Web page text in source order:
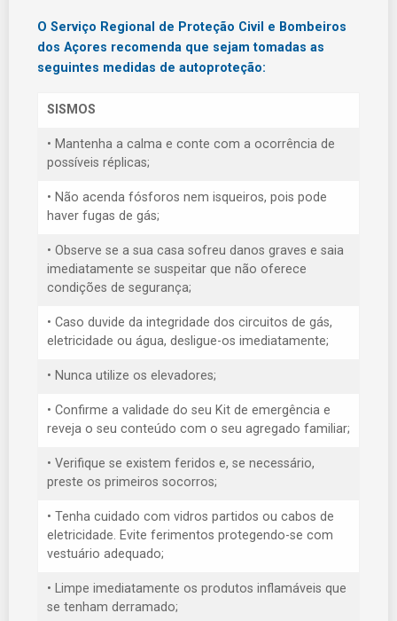
O Serviço Regional de Proteção Civil e Bombeiros
dos Açores recomenda que sejam tomadas as
seguintes medidas de autoproteção:
SISMOS
• Mantenha a calma e conte com a ocorrência de
possíveis réplicas;
• Não acenda fósforos nem isqueiros, pois pode
haver fugas de gás;
• Observe se a sua casa sofreu danos graves e saia
imediatamente se suspeitar que não oferece
condições de segurança;
• Caso duvide da integridade dos circuitos de gás,
eletricidade ou água, desligue-os imediatamente;
• Nunca utilize os elevadores;
• Confirme a validade do seu Kit de emergência e
reveja o seu conteúdo com o seu agregado familiar;
• Verifique se existem feridos e, se necessário,
preste os primeiros socorros;
• Tenha cuidado com vidros partidos ou cabos de
eletricidade. Evite ferimentos protegendo-se com
vestuário adequado;
• Limpe imediatamente os produtos inflamáveis que
se tenham derramado;